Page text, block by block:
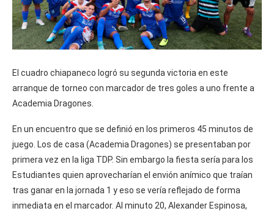
El cuadro chiapaneco logró su segunda victoria en este
arranque de torneo con marcador de tres goles a uno frente a
Academia Dragones.
En un encuentro que se definió en los primeros 45 minutos de
juego. Los de casa (Academia Dragones) se presentaban por
primera vez en la liga TDP. Sin embargo la fiesta sería para los
Estudiantes quien aprovecharían el envión anímico que traían
tras ganar en la jornada 1 y eso se vería reflejado de forma
inmediata en el marcador. Al minuto 20, Alexander Espinosa,